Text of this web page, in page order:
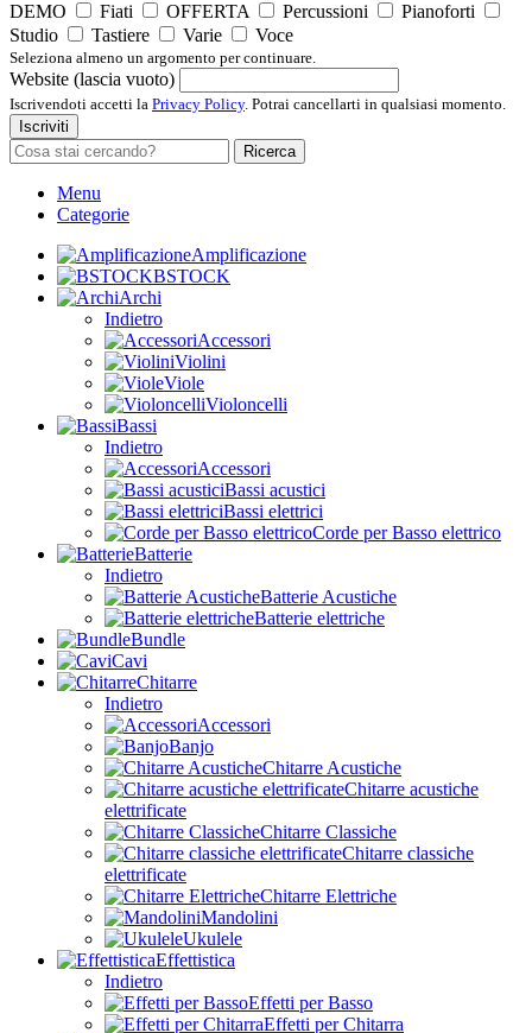
DEMO
Fiati OFFERTA Percussioni
Pianoforti
Studio
Tastiere Varie Voce
Seleziona almeno un argomento per continuare.
Website (lascia vuoto)
Iscrivendoti accetti la Privacy Policy. Potrai cancellarti in qualsiasi momento.
Iscriviti
Ricerca
Menu
Categorie
Amplificazione
BSTOCK
Archi
Indietro
Accessori
Violini
Viole
Violoncelli
Bassi
Indietro
Accessori
Bassi acustici
Bassi elettrici
Corde per Basso elettrico
Batterie
Indietro
Batterie Acustiche
Batterie elettriche
Bundle
Cavi
Chitarre
Indietro
Accessori
Banjo
Chitarre Acustiche
Chitarre acustiche
elettrificate
Chitarre Classiche
Chitarre classiche
elettrificate
Chitarre Elettriche
Mandolini
Ukulele
Effettistica
Indietro
Effetti per Basso
Effetti per Chitarra